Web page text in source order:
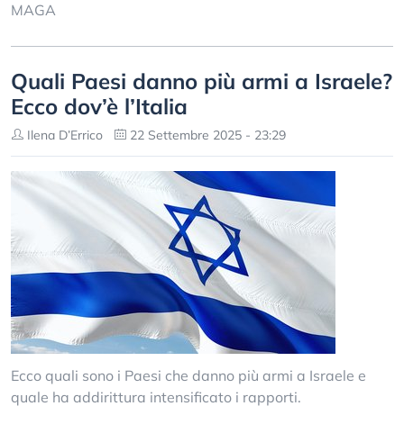
MAGA
Quali Paesi danno più armi a Israele?
Ecco dov’è l’Italia
Ilena D’Errico 22 Settembre 2025 - 23:29
Ecco quali sono i Paesi che danno più armi a Israele e
quale ha addirittura intensificato i rapporti.